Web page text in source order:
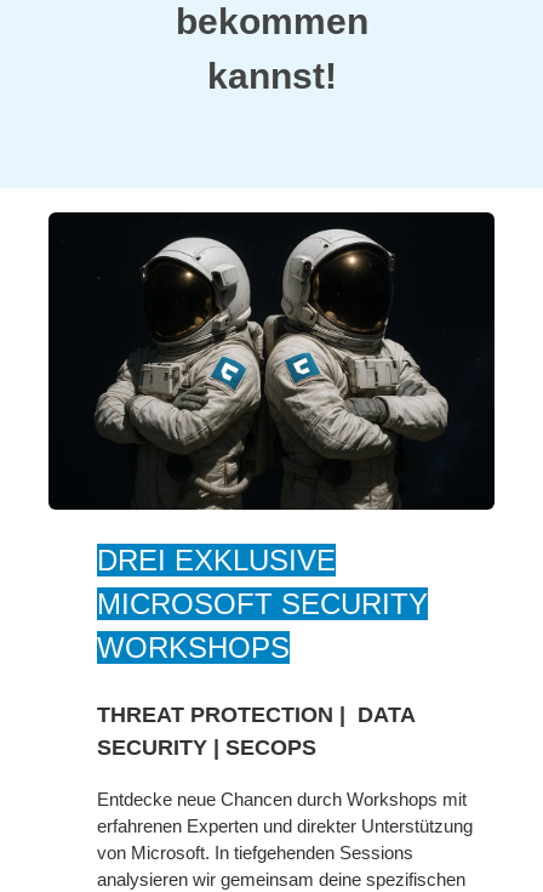
bekommen
kannst!
DREI EXKLUSIVE
MICROSOFT SECURITY
WORKSHOPS
THREAT PROTECTION | DATA
SECURITY | SECOPS
Entdecke neue Chancen durch Workshops mit
erfahrenen Experten und direkter Unterstützung
von Microsoft. In tiefgehenden Sessions
analysieren wir gemeinsam deine spezifischen